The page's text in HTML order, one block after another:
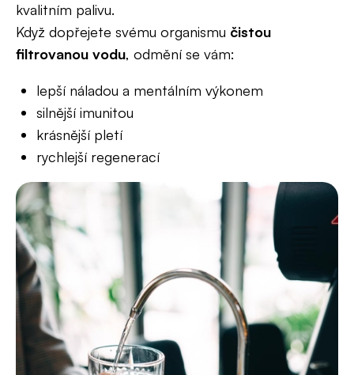
kvalitním palivu.
Když dopřejete svému organismu čistou
filtrovanou vodu, odmění se vám:
lepší náladou a mentálním výkonem
silnější imunitou
krásnější pletí
rychlejší regenerací